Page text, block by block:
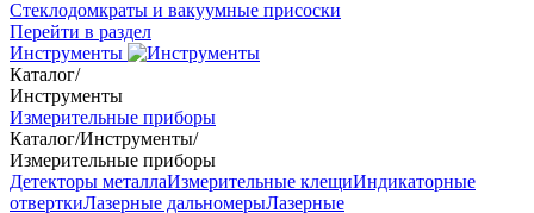
Стеклодомкраты и вакуумные присоски
Перейти в раздел
Инструменты
Каталог/
Инструменты
Измерительные приборы
Каталог/Инструменты/
Измерительные приборы
Детекторы металлаИзмерительные клещиИндикаторные
отверткиЛазерные дальномерыЛазерные